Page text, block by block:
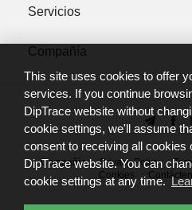
This site uses cookies to offer
services. If you continue
DipTrace website without
cookie settings, we'll assume
consent to receiving all cookies
DipTrace website. You can
cookie settings at any time.
(Allow) si
"¿Desea
que el
programa
cambios...";
3.
Sin Lucro
Guía de instalación
Tutoriales & documentos
Formación
Preguntas frecuentes
DipTrace forum
Telegram group
Canal de YouTube
Servicios
Creación de bibliotecas
Fabricación de PCB
Compañía
Sobre nosotros
Noticias
Contáctenos
Compañía Privacy Policy
Cookies